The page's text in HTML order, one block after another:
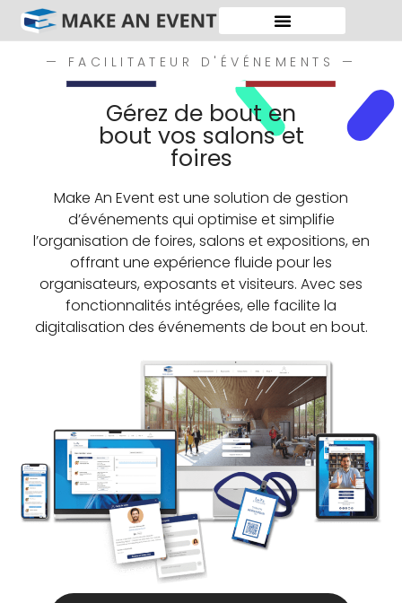
— FACILITATEUR D'ÉVÉNEMENTS —
Gérez de bout en
bout vos salons et
foires
Make An Event est une solution de gestion
d’événements qui optimise et simplifie
l’organisation de foires, salons et expositions, en
offrant une expérience fluide pour les
organisateurs, exposants et visiteurs. Avec ses
fonctionnalités intégrées, elle facilite la
digitalisation des événements de bout en bout.